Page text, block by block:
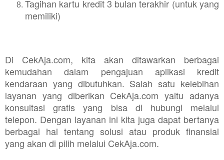
Tagihan kartu kredit 3 bulan terakhir (untuk yang
memiliki)
Di CekAja.com, kita akan ditawarkan berbagai
kemudahan dalam pengajuan aplikasi kredit
kendaraan yang dibutuhkan. Salah satu kelebihan
layanan yang diberikan CekAja.com yaitu adanya
konsultasi gratis yang bisa di hubungi melalui
telepon. Dengan layanan ini kita juga dapat bertanya
berbagai hal tentang solusi atau produk finansial
yang akan di pilih melalui CekAja.com.